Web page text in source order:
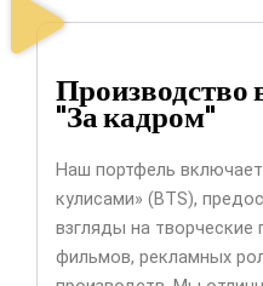
Производство
"За кадром"
Наш портфель
кулисами» (BTS),
взгляды на творческие
фильмов, рекламных